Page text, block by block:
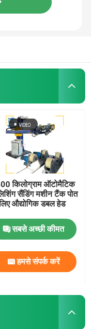
किलोग्राम ऑटोमैटिक
सैंडिंग मशीन टैंक पोत
औद्योगिक डबल हेड
सबसे अच्छी कीमत
हमसे संपर्क करें